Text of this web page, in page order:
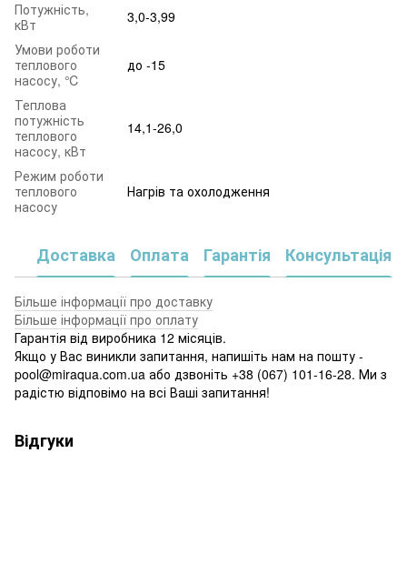
Потужність,
кВт
3,0-3,99
Умови роботи
теплового
насосу, ℃
до -15
Теплова
потужність
теплового
насосу, кВт
14,1-26,0
Режим роботи
теплового
насосу
Нагрів та охолодження
Доставка Оплата Гарантія Консультація
Більше інформації про доставку
Більше інформації про оплату
Гарантія від виробника 12 місяців.
Якщо у Вас виникли запитання, напишіть нам на пошту -
pool@miraqua.com.ua або дзвоніть +38 (067) 101-16-28. Ми з
радістю відповімо на всі Ваші запитання!
Відгуки